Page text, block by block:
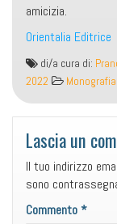
amicizia.
Orientalia Editrice
Jeannette
E.
Letteratura,
storia,
memorie
tra
Paesi
Bassi,
di/a cura di:
2022
Monografia
Lascia un
Il tuo indirizzo
sono
Commento*